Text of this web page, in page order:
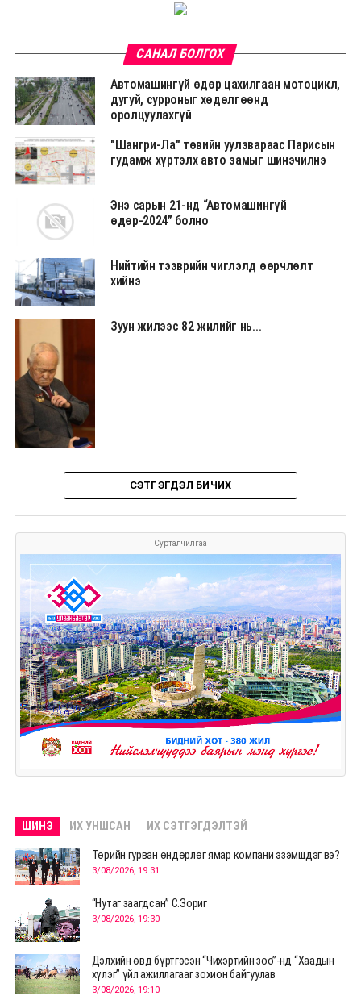
САНАЛ БОЛГОХ
Автомашингүй өдөр цахилгаан мотоцикл,
дугуй, сурроныг хөдөлгөөнд
оролцуулахгүй
"Шангри-Ла" төвийн уулзвараас Парисын
гудамж хүртэлх авто замыг шинэчилнэ
Энэ сарын 21-нд “Автомашингүй
өдөр-2024” болно
Нийтийн тээврийн чиглэлд өөрчлөлт
хийнэ
Зуун жилээс 82 жилийг нь...
СЭТГЭГДЭЛ БИЧИХ
Сурталчилгаа
ШИНЭ ИХ УНШСАН ИХ СЭТГЭГДЭЛТЭЙ
Төрийн гурван өндөрлөг ямар компани эзэмшдэг вэ?
3/08/2026, 19:31
“Нутаг заагдсан” С.Зориг
3/08/2026, 19:30
Дэлхийн өвд бүртгэсэн “Чихэртийн зоо”-нд “Хаадын
хүлэг” үйл ажиллагааг зохион байгуулав
3/08/2026, 19:10